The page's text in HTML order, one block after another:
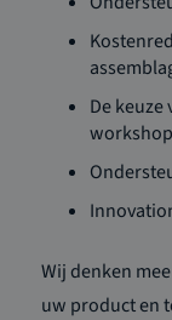
De
Wij denken
uw product en